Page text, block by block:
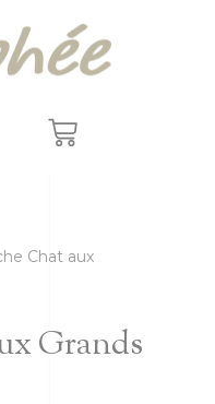
Chat aux
Grands